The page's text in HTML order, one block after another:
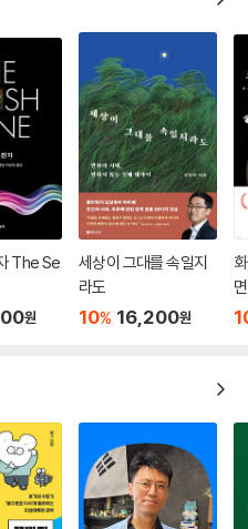
우리가 발견한 물리법칙들에는 마
능성이 숨겨져 있었다는 사실 또
로스네는 위베르 리브스에 이어
. 과거의 사람들은 생명이 신들의
해 지구상에 출현했다고 믿었다.
질의 진화에서 시작되었다는 놀라
를 만들어낼 수 있다고 믿은 17세
이 탄생했으리라는 예상과는 달리
어졌다는 이야기, 수억 년을 답보
에 시도하여 일부만 살아남게 하
파충류와 조류의 뇌를 거쳐 어떻
흥미를 자극한다. 조엘 드 로스네
적들을 간직하고 있다고 말한다.
The Se
원
세상이 그대를 속일지
라도
10% 16,200원
면